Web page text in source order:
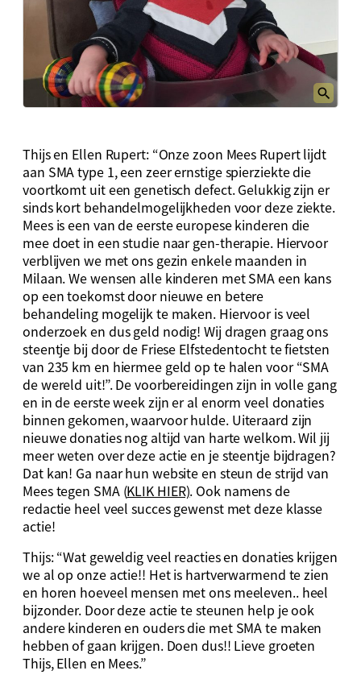
Thijs en Ellen Rupert: “Onze zoon Mees Rupert lijdt
aan SMA type 1, een zeer ernstige spierziekte die
voortkomt uit een genetisch defect. Gelukkig zijn er
sinds kort behandelmogelijkheden voor deze ziekte.
Mees is een van de eerste europese kinderen die
mee doet in een studie naar gen-therapie. Hiervoor
verblijven we met ons gezin enkele maanden in
Milaan. We wensen alle kinderen met SMA een kans
op een toekomst door nieuwe en betere
behandeling mogelijk te maken. Hiervoor is veel
onderzoek en dus geld nodig! Wij dragen graag ons
steentje bij door de Friese Elfstedentocht te fietsten
van 235 km en hiermee geld op te halen voor “SMA
de wereld uit!”. De voorbereidingen zijn in volle gang
en in de eerste week zijn er al enorm veel donaties
binnen gekomen, waarvoor hulde. Uiteraard zijn
nieuwe donaties nog altijd van harte welkom. Wil jij
meer weten over deze actie en je steentje bijdragen?
Dat kan! Ga naar hun website en steun de strijd van
Mees tegen SMA (KLIK HIER). Ook namens de
redactie heel veel succes gewenst met deze klasse
actie!
Thijs: “Wat geweldig veel reacties en donaties krijgen
we al op onze actie!! Het is hartverwarmend te zien
en horen hoeveel mensen met ons meeleven.. heel
bijzonder. Door deze actie te steunen help je ook
andere kinderen en ouders die met SMA te maken
hebben of gaan krijgen. Doen dus!! Lieve groeten
Thijs, Ellen en Mees.”